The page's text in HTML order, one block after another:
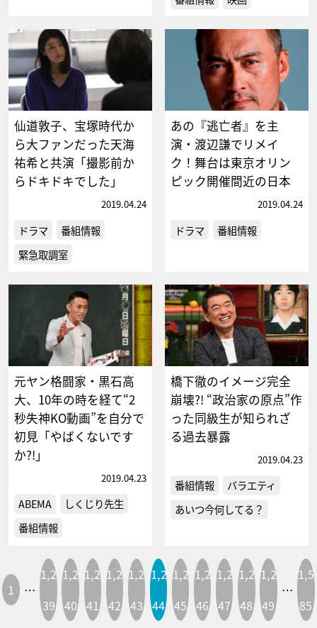
仙道敦子、宝塚時代か
ら大ファンだった天海
祐希と共演「撮影前か
らドキドキでした」
2019.04.24
ドラマ
番組情報
緊急取調室
あの『逃亡者』を主
演・渡辺謙でリメイ
ク！舞台は東京オリン
ピック開催間近の日本
2019.04.24
ドラマ 番組情報
元ヤン格闘家・黒石高
大、10年の時を経て“2
秒失神KO動画”を自分で
初見「やばくないです
か?!」
2019.04.23
ABEMA
しくじり先生
番組情報
橋下徹のイメージ完全
崩壊?! “政治家の原点”作
った同級生が知られざ
る過去暴露
2019.04.23
番組情報
バラエティ
あいつ今何してる？
1 …
1,2
39
1,2
40
1,2
41
1,2
42
1,2
43
1,2
44
1,2
45
1,2
46
1,2
47
1,2
48
1,2
49
…
1,5
85